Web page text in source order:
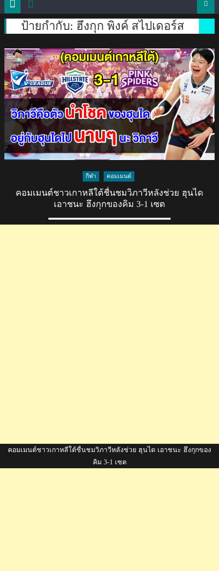
ป้ายกำกับ: ฮึงกุก พิงค์ สไปเดอร์ส
กีฬา คอมเมนต์
คอมเมนต์ชาวเกาหลีใต้ชื่นชมวิภาวีหลังช่วย ฮุนได
เอาชนะ ฮึงกุกของคิม 3-1 เซต
คอมเมนต์ชาวเกาหลีใต้ชื่นชมวิภาวีหลังช่วย ฮุนได เอาชนะ ฮึงกุกของ
คิม 3-1 เซต